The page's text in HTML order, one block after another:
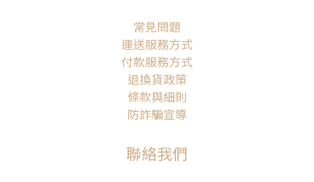
常見問題
運送服務方式
付款服務方式
退換貨政策
條款與細則
防詐騙宣導
聯絡我們